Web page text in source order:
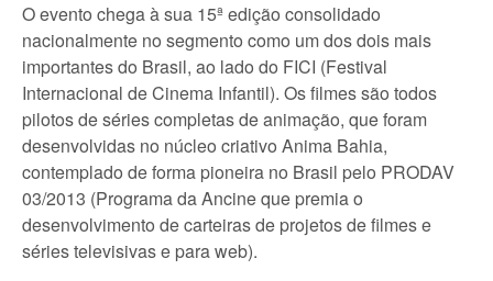
O evento chega à sua 15ª edição consolidado
nacionalmente no segmento como um dos dois mais
importantes do Brasil, ao lado do FICI (Festival
Internacional de Cinema Infantil). Os filmes são todos
pilotos de séries completas de animação, que foram
desenvolvidas no núcleo criativo Anima Bahia,
contemplado de forma pioneira no Brasil pelo PRODAV
03/2013 (Programa da Ancine que premia o
desenvolvimento de carteiras de projetos de filmes e
séries televisivas e para web).